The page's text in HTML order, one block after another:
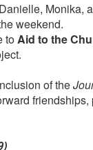
Monika,
weekend.
toAid to the
of the
friendships,